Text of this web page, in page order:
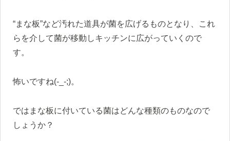
“まな板”など汚れた道具が菌を広げるものとなり、これ
らを介して菌が移動しキッチンに広がっていくので
す。
怖いですね(-_-;)。
ではまな板に付いている菌はどんな種類のものなので
しょうか？